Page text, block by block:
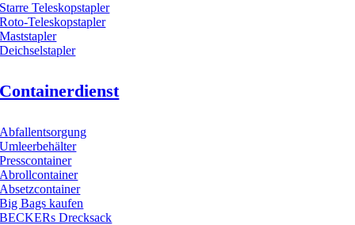
Starre Teleskopstapler
Roto-Teleskopstapler
Maststapler
Deichselstapler
Containerdienst
Abfallentsorgung
Umleerbehälter
Presscontainer
Abrollcontainer
Absetzcontainer
Big Bags kaufen
BECKERs Drecksack